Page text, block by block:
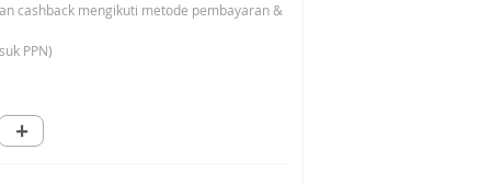
cashback mengikuti metode pembayaran &
PPN)
+